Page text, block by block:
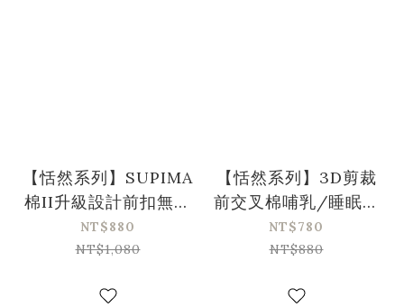
【恬然系列】SUPIMA
棉II升級設計前扣無鋼
圈哺乳內衣-4色
NT$880
NT$1,080
【恬然系列】3D剪裁
前交叉棉哺乳/睡眠內
衣-粉紅色
NT$780
NT$880